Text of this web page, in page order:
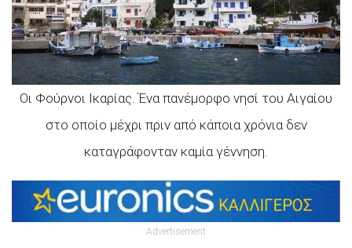
Oι Φούρνοι Ικαρίας. Ένα πανέμορφο νησί του Αιγαίου
στο οποίο μέχρι πριν από κάποια χρόνια δεν
καταγράφονταν καμία γέννηση.
Advertisement